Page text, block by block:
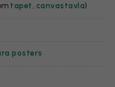
tapet canvastavla)
posters